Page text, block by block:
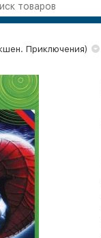
Приключения)